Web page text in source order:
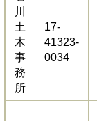
川
土
木
事
務
所
17-
41323-
0034